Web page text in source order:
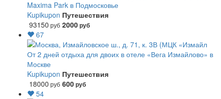
Maxima Park в Подмосковье
Kupikupon Путешествия
93150 руб 2000руб
67
От 2 дней отдыха для двоих в отеле «Вега Измайлово» в
Москве
Kupikupon Путешествия
18000 руб 600руб
54